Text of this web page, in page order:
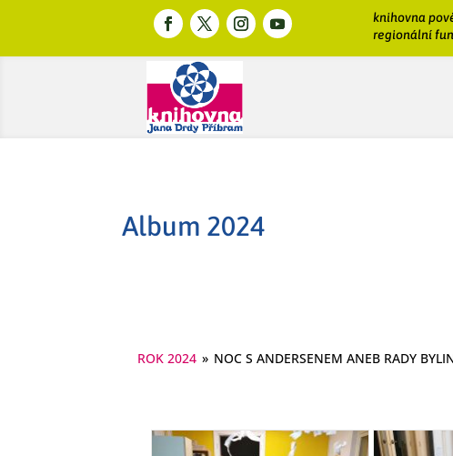
knihovna
regionální
Album 2024
ROK 2024 » NOC S ANDERSENEM ANEB RADY